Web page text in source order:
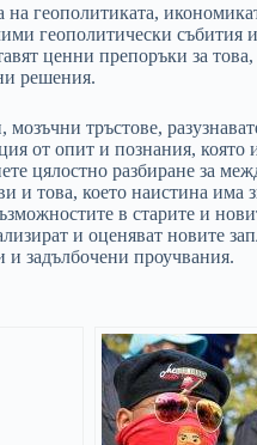
геополитиката,
геополитически събития
ценни препоръки за
решения.
тръстове,
от опит и познания, която
цялостно разбиране за
и това, което наистина има
в старите и
и оценяват новите
и задълбочени проучвания.